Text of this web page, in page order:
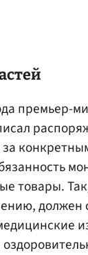
премьер-
товары.
должен